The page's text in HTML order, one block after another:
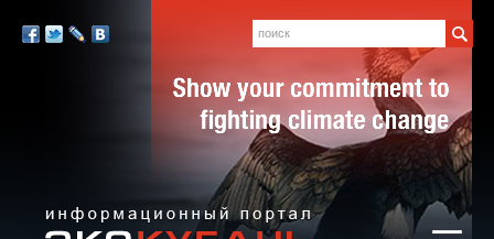
человек,
общество
Мы
Поиск